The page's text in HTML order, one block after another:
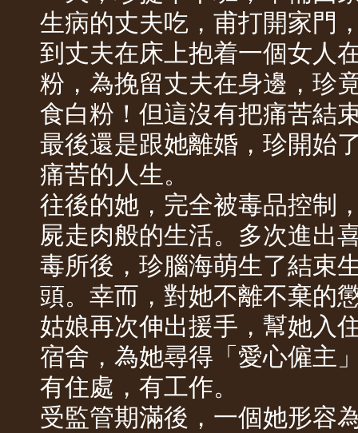
生病的丈夫吃，甫打開家門
到丈夫在床上抱着一個女人
粉，為挽留丈夫在身邊，珍
食白粉！但這沒有把痛苦結
最後還是跟她離婚，珍開始
痛苦的人生。
往後的她，完全被毒品控制
屍走肉般的生活。多次進出
毒所後，珍腦海萌生了結束
頭。幸而，對她不離不棄的
姑娘再次伸出援手，幫她入
宿舍，為她尋得「愛心僱主
有住處，有工作。
受監管期滿後，一個她形容